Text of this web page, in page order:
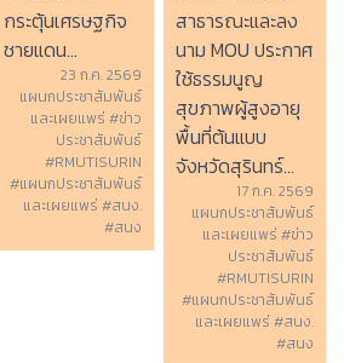
กระตุ้นเศรษฐกิจ
ชายแดน...
23 ก.ค. 2569
แผนกประชาสัมพันธ์
และเผยแพร่ #ข่าว
ประชาสัมพันธ์
#RMUTISURIN
#แผนกประชาสัมพันธ์
และเผยแพร่ #สนง.
#สนง
สาธารณะและลง
นาม MOU ประกาศ
ใช้ธรรมนูญ
สุขภาพผู้สูงอายุ
พื้นที่ต้นแบบ
จังหวัดสุรินทร์...
17 ก.ค. 2569
แผนกประชาสัมพันธ์
และเผยแพร่ #ข่าว
ประชาสัมพันธ์
#RMUTISURIN
#แผนกประชาสัมพันธ์
และเผยแพร่ #สนง.
#สนง